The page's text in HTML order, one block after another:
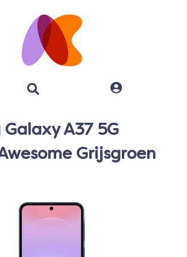
Galaxy A37 5G
Grijsgroen